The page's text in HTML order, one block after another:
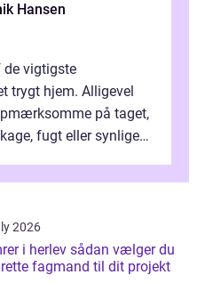
Hansen
de vigtigste
trygt hjem. Alligevel
på taget,
fugt eller synlige
2026
sådan vælger du
fagmand til dit projekt